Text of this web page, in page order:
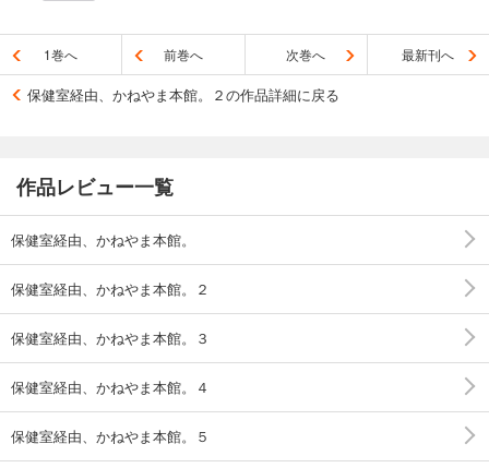
1巻へ 前巻へ 次巻へ 最新刊へ
保健室経由、かねやま本館。２の作品詳細に戻る
作品レビュー一覧
保健室経由、かねやま本館。
保健室経由、かねやま本館。２
保健室経由、かねやま本館。３
保健室経由、かねやま本館。４
保健室経由、かねやま本館。５